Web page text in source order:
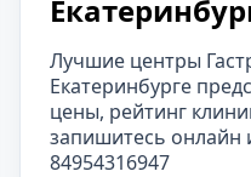
Лучшие центры
Екатеринбурге
цены, рейтинг
запишитесь онлайн
84954316947